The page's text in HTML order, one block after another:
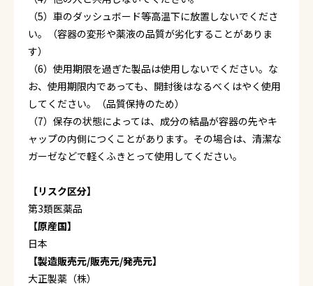
（5）車のダッシュボード等高温下に放置しないでくださ
い。（容器の変形や薬液の品質が劣化することがありま
す）
（6）使用期限を過ぎた製品は使用しないでください。な
お、使用期限内であっても、開封後はなるべくはやく使用
してください。（品質保持のため）
（7）保存の状態によっては、成分の結晶が容器の先やキ
ャップの内側につくことがあります。その場合は、清潔な
ガーゼなどで軽くふきとって使用してください。
【リスク区分】
第3類医薬品
【原産国】
日本
【製造販売元/販売元/発売元】
大正製薬（株）